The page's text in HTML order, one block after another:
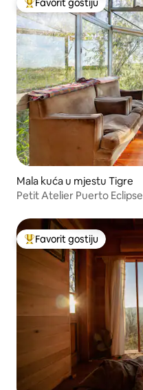
Glavni favorit gostiju
Favorit gostiju
Mala kuća u mjestu Tigre
Petit Atelier Puerto Eclipse
Glavni favorit gostiju
Favorit gostiju